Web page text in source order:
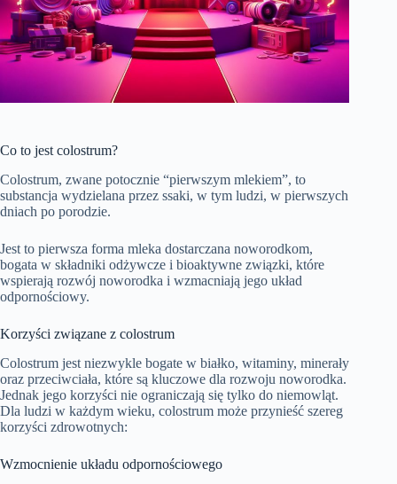
Co to jest colostrum?
Colostrum, zwane potocznie “pierwszym mlekiem”, to
substancja wydzielana przez ssaki, w tym ludzi, w pierwszych
dniach po porodzie.
Jest to pierwsza forma mleka dostarczana noworodkom,
bogata w składniki odżywcze i bioaktywne związki, które
wspierają rozwój noworodka i wzmacniają jego układ
odpornościowy.
Korzyści związane z colostrum
Colostrum jest niezwykle bogate w białko, witaminy, minerały
oraz przeciwciała, które są kluczowe dla rozwoju noworodka.
Jednak jego korzyści nie ograniczają się tylko do niemowląt.
Dla ludzi w każdym wieku, colostrum może przynieść szereg
korzyści zdrowotnych:
Wzmocnienie układu odpornościowego